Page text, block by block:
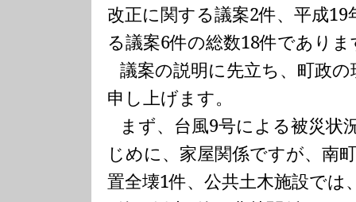
改正に関する議案2件、平成19
る議案6件の総数18件でありま
議案の説明に先立ち、町政
申し上げます。
まず、台風9号による被災状
じめに、家屋関係ですが、南
置全壊1件、公共土木施設では